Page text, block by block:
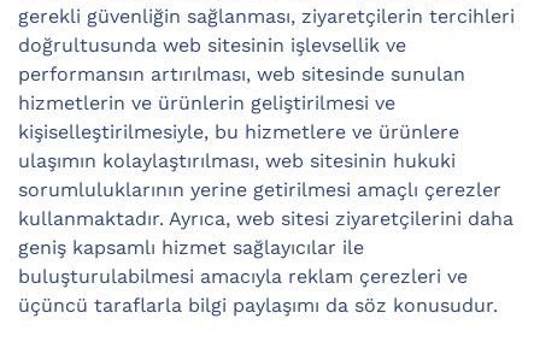
gerekli güvenliğin sağlanması, ziyaretçilerin tercihleri
doğrultusunda web sitesinin işlevsellik ve
performansın artırılması, web sitesinde sunulan
hizmetlerin ve ürünlerin geliştirilmesi ve
kişiselleştirilmesiyle, bu hizmetlere ve ürünlere
ulaşımın kolaylaştırılması, web sitesinin hukuki
sorumluluklarının yerine getirilmesi amaçlı çerezler
kullanmaktadır. Ayrıca, web sitesi ziyaretçilerini daha
geniş kapsamlı hizmet sağlayıcılar ile
buluşturulabilmesi amacıyla reklam çerezleri ve
üçüncü taraflarla bilgi paylaşımı da söz konusudur.